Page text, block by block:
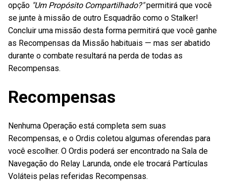
opção "Um Propósito Compartilhado?"permitirá que você
se junte à missão de outro Esquadrão como o Stalker!
Concluir uma missão desta forma permitirá que você ganhe
as Recompensas da Missão habituais — mas ser abatido
durante o combate resultará na perda de todas as
Recompensas.
Recompensas
Nenhuma Operação está completa sem suas
Recompensas, e o Ordis coletou algumas oferendas para
você escolher. O Ordis poderá ser encontrado na Sala de
Navegação do Relay Larunda, onde ele trocará Partículas
Voláteis pelas referidas Recompensas.